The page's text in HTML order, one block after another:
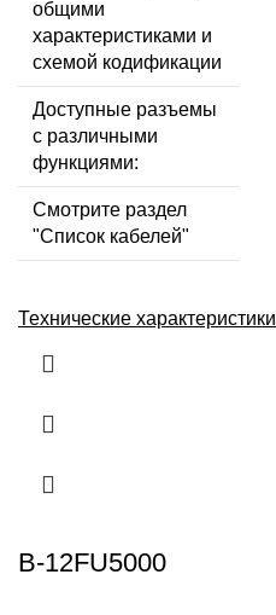
общими
характеристиками и
схемой кодификации
Доступные разъемы
с различными
функциями:
Смотрите раздел
"Список кабелей"
Технические характеристики
B-12FU5000